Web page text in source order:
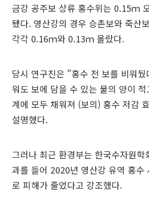
금강 공주보 상류 홍수위는 0.15ｍ
됐다. 영산강의 경우 승촌보와 죽산
각각 0.16ｍ와 0.13ｍ 올랐다.
당시 연구진은 "홍수 전 보를 비워뒀
워도 보에 담을 수 있는 물의 양이
계에 모두 채워져 (보의) 홍수 저감
설명했다.
그러나 최근 환경부는 한국수자원학
과를 들어 2020년 영산강 유역 홍수
로 피해가 줄었다고 강조했다.